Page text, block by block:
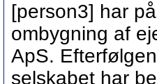
[person3] har
ombygning af
ApS.
selskabet har